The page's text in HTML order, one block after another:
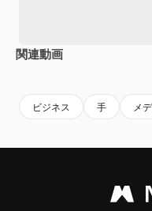
関連動画
ビジネス 手 メ